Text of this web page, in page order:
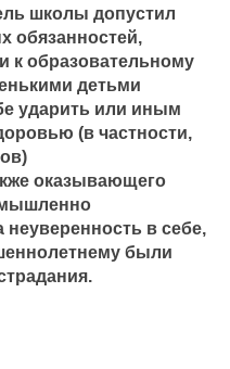
школы допустил
обязанностей,
к образовательному
детьми
ударить или иным
(в частности,
оказывающего
в себе,
были